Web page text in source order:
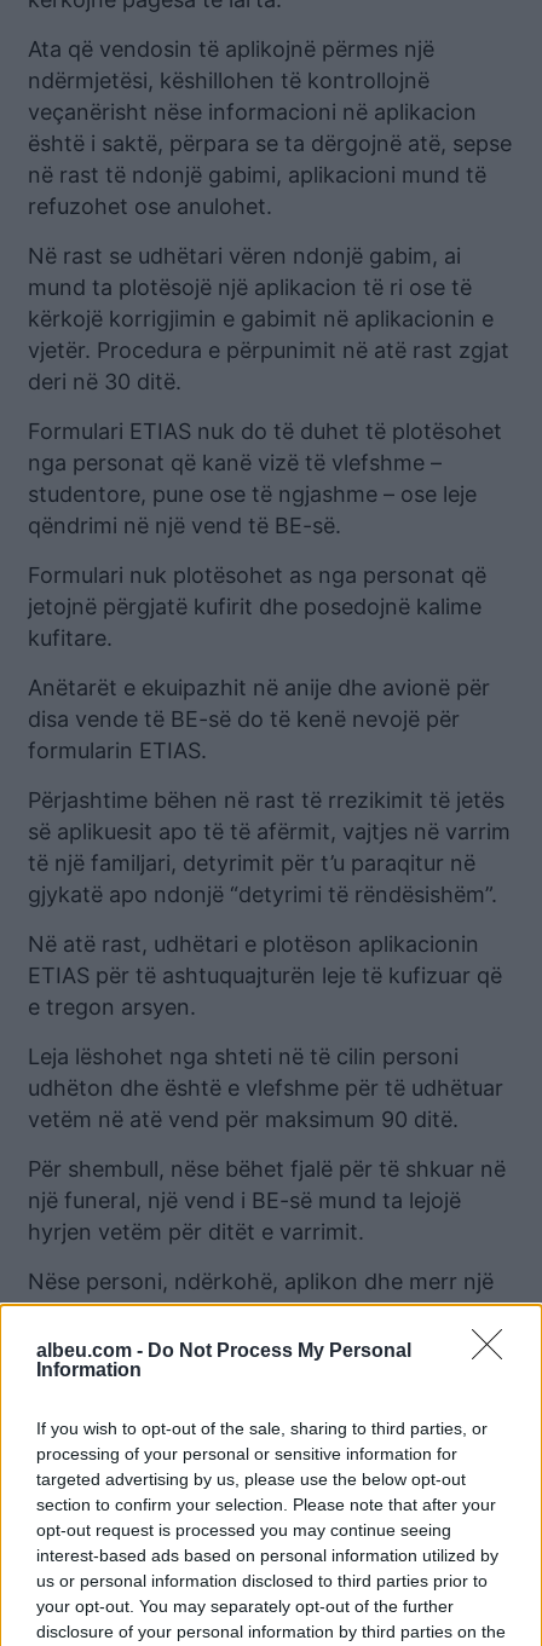
albeu.com - Do Not Process My Personal
Information
If you wish to opt-out of the sale, sharing to third parties, or
processing of your personal or sensitive information for
targeted advertising by us, please use the below opt-out
section to confirm your selection. Please note that after your
opt-out request is processed you may continue seeing
interest-based ads based on personal information utilized by
us or personal information disclosed to third parties prior to
your opt-out. You may separately opt-out of the further
disclosure of your personal information by third parties on the
Ata që vendosin të aplikojnë përmes një
ndërmjetësi, këshillohen të kontrollojnë
veçanërisht nëse informacioni në aplikacion
është i saktë, përpara se ta dërgojnë atë, sepse
në rast të ndonjë gabimi, aplikacioni mund të
refuzohet ose anulohet.
Në rast se udhëtari vëren ndonjë gabim, ai
mund ta plotësojë një aplikacion të ri ose të
kërkojë korrigjimin e gabimit në aplikacionin e
vjetër. Procedura e përpunimit në atë rast zgjat
deri në 30 ditë.
Formulari ETIAS nuk do të duhet të plotësohet
nga personat që kanë vizë të vlefshme –
studentore, pune ose të ngjashme – ose leje
qëndrimi në një vend të BE-së.
Formulari nuk plotësohet as nga personat që
jetojnë përgjatë kufirit dhe posedojnë kalime
kufitare.
Anëtarët e ekuipazhit në anije dhe avionë për
disa vende të BE-së do të kenë nevojë për
formularin ETIAS.
Përjashtime bëhen në rast të rrezikimit të jetës
së aplikuesit apo të të afërmit, vajtjes në varrim
të një familjari, detyrimit për t’u paraqitur në
gjykatë apo ndonjë “detyrimi të rëndësishëm”.
Në atë rast, udhëtari e plotëson aplikacionin
ETIAS për të ashtuquajturën leje të kufizuar që
e tregon arsyen.
Leja lëshohet nga shteti në të cilin personi
udhëton dhe është e vlefshme për të udhëtuar
vetëm në atë vend për maksimum 90 ditë.
Për shembull, nëse bëhet fjalë për të shkuar në
një funeral, një vend i BE-së mund ta lejojë
hyrjen vetëm për ditët e varrimit.
Nëse personi, ndërkohë, aplikon dhe merr një
ETIAS të dytë për udhëtim në të gjitha vendet e
Schengenit, leja e kufizuar automatikisht bëhet
e pavlefshme.
Personave pa autorizimin ETIAS do t’u
refuzohet hyrja në kufi.
Edhe marrja e kësaj certifikate nuk nënkupton
që udhëtarit do t’i lejohet automatikisht hyrja
në vendin e BE-së.
Të gjithë udhëtarët do të kontrollohen dhe një